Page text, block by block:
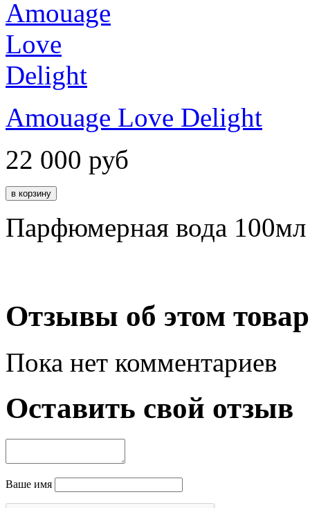
Amouage Love Delight
22 000 руб
Парфюмерная вода 100мл
Отзывы об этом
Пока нет комментариев
Оставить свой отзыв
Ваше имя